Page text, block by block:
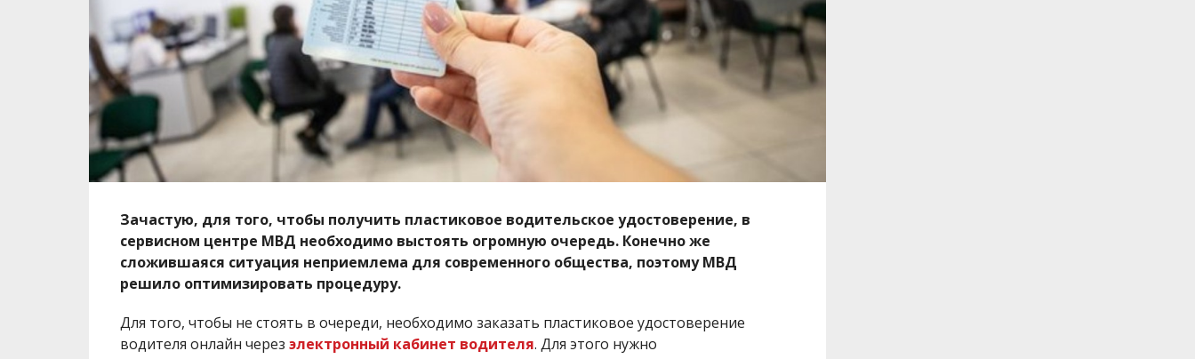
Зачастую, для того, чтобы получить пластиковое водительское удостоверение, в
сервисном центре МВД необходимо выстоять огромную очередь. Конечно же
сложившаяся ситуация неприемлема для современного общества, поэтому МВД
решило оптимизировать процедуру.
Для того, чтобы не стоять в очереди, необходимо заказать пластиковое удостоверение
водителя онлайн через электронный кабинет водителя. Для этого нужно